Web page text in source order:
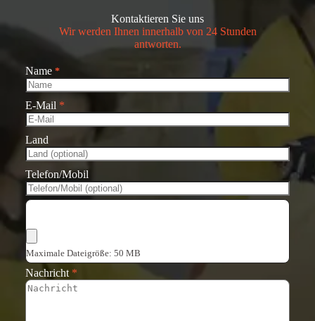
Kontaktieren Sie uns
Wir werden Ihnen innerhalb von 24 Stunden
antworten.
Name *
E-Mail *
Land
Telefon/Mobil
Maximale Dateigröße: 50 MB
Nachricht *